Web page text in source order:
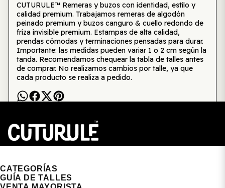
CUTURULE™ Remeras y buzos con identidad, estilo y
calidad premium. Trabajamos remeras de algodón
peinado premium y buzos canguro & cuello redondo de
friza invisible premium. Estampas de alta calidad,
prendas cómodas y terminaciones pensadas para durar.
Importante: las medidas pueden variar 1 o 2 cm según la
tanda. Recomendamos chequear la tabla de talles antes
de comprar. No realizamos cambios por talle, ya que
cada producto se realiza a pedido.
CATEGORÍAS
GUÍA DE TALLES